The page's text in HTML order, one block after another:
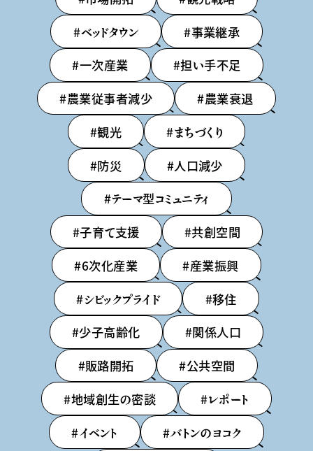
#ベッドタウン
#事業継承
#一次産業
#担い手不足
#農業従事者減少
#農業衰退
#観光
#まちづくり
#防災
#人口減少
#テーマ型コミュニティ
#子育て支援
#共創空間
#6次化産業
#産業振興
#シビックプライド
#移住
#少子高齢化
#関係人口
#販路開拓
#公共空間
#地域創生の密談
#レポート
#イベント
#バトンのヨコク